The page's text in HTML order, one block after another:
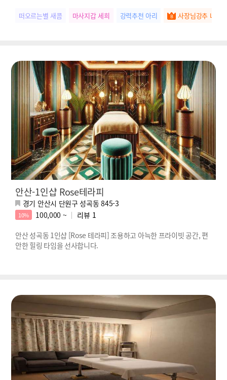
떠오르는별 새콤 마사지갑 세희 강력추천 아리 사장님강추 나은
안산-1인샵 Rose테라피
경기 안산시 단원구 성곡동 845-3
10% 100,000 ~ 리뷰 1
안산 성곡동 1인샵 [Rose 테라피] 조용하고 아늑한 프라이빗 공간, 편
안한 힐링 타임을 선사합니다.